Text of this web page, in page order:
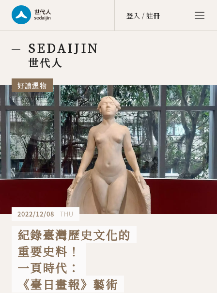
登入 / 註冊
價值社群 Value Community
文化街區 Culture Zone
大商埕 sedai OMO
選物生活 Life Selection
會員中心 member center
點數中心 point
訂單中心 order
會員資料 account
關於我們 聯絡我們
SEDAIJIN
世代人
好讀選物
2022/12/08 THU
紀錄臺灣歷史文化的
重要史料！
一頁時代：
《臺日畫報》藝術